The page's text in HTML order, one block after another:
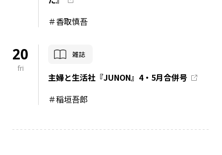
＃香取慎吾
20
fri
雑誌
主婦と生活社『JUNON』4・5月合併号
＃稲垣吾郎